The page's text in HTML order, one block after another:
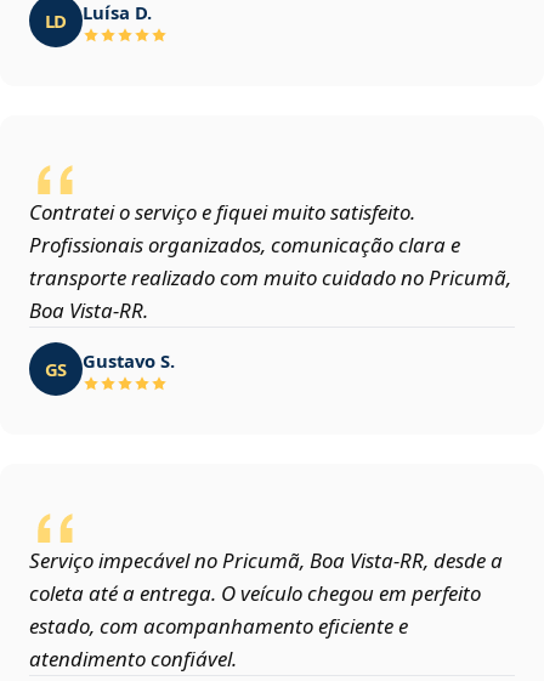
LD Luísa D.
Contratei o serviço e fiquei muito satisfeito.
Profissionais organizados, comunicação clara e
transporte realizado com muito cuidado no Pricumã,
Boa Vista‑RR.
GS Gustavo S.
Serviço impecável no Pricumã, Boa Vista‑RR, desde a
coleta até a entrega. O veículo chegou em perfeito
estado, com acompanhamento eficiente e
atendimento confiável.